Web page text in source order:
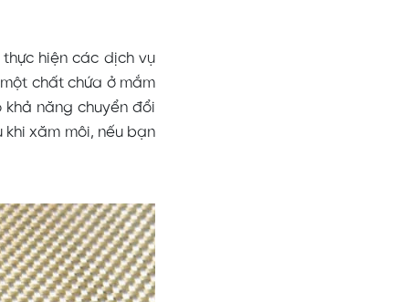
hiện các dịch vụ
chất chứa ở mắm
năng chuyển đổi
xăm môi, nếu bạn